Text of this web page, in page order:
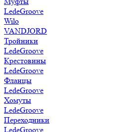
LedeGroove
Wilo
VANDJORD
Тройники
LedeGroove
Крестовины
LedeGroove
Фланцы
LedeGroove
Хомуты
LedeGroove
Переходники
LedeGroove